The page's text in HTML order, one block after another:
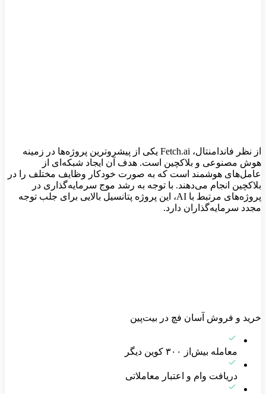
از نظر فاندامنتال، Fetch.ai یکی از پیشروترین پروژه‌ها در زمینه
هوش مصنوعی و بلاکچین است. هدف آن ایجاد شبکه‌ای از
عامل‌های هوشمند است که به صورت خودکار وظایف مختلف را در
بلاکچین انجام می‌دهند. با توجه به رشد موج سرمایه‌گذاری در
پروژه‌های مرتبط با AI، این پروژه پتانسیل بالایی برای جلب توجه
مجدد سرمایه‌گذاران دارد.
خرید و فروش آسان فچ در بیت‌پین
معامله بیش‌از ۳۰۰ کوین دیگر
دریافت وام و اعتبار معاملاتی